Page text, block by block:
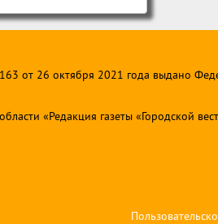
от 26 октября 2021 года выдано
«Редакция газеты «Городской